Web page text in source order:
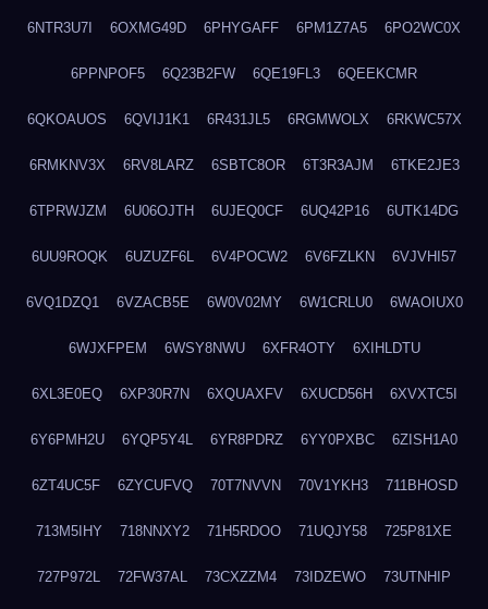
6NTR3U7I 6OXMG49D 6PHYGAFF 6PM1Z7A5 6PO2WC0X
6PPNPOF5 6Q23B2FW 6QE19FL3 6QEEKCMR
6QKOAUOS 6QVIJ1K1 6R431JL5 6RGMWOLX 6RKWC57X
6RMKNV3X 6RV8LARZ 6SBTC8OR 6T3R3AJM 6TKE2JE3
6TPRWJZM 6U06OJTH 6UJEQ0CF 6UQ42P16 6UTK14DG
6UU9ROQK 6UZUZF6L 6V4POCW2 6V6FZLKN 6VJVHI57
6VQ1DZQ1 6VZACB5E 6W0V02MY 6W1CRLU0 6WAOIUX0
6WJXFPEM 6WSY8NWU 6XFR4OTY 6XIHLDTU
6XL3E0EQ 6XP30R7N 6XQUAXFV 6XUCD56H 6XVXTC5I
6Y6PMH2U 6YQP5Y4L 6YR8PDRZ 6YY0PXBC 6ZISH1A0
6ZT4UC5F 6ZYCUFVQ 70T7NVVN 70V1YKH3 711BHOSD
713M5IHY 718NNXY2 71H5RDOO 71UQJY58 725P81XE
727P972L 72FW37AL 73CXZZM4 73IDZEWO 73UTNHIP